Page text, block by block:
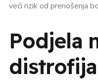
veći rizik od prenošenja
Podjela
distrofija